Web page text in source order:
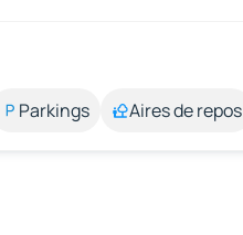
Parkings Aires de repos